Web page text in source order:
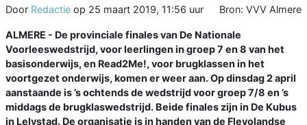
Door Redactie op 25 maart 2019, 11:56 uur Bron: VVV Almere
ALMERE - De provinciale finales van De Nationale
Voorleeswedstrijd, voor leerlingen in groep 7 en 8 van het
basisonderwijs, en Read2Me!, voor brugklassen in het
voortgezet onderwijs, komen er weer aan. Op dinsdag 2 april
aanstaande is ’s ochtends de wedstrijd voor groep 7/8 en ’s
middags de brugklaswedstrijd. Beide finales zijn in De Kubus
in Lelystad. De organisatie is in handen van de Flevolandse